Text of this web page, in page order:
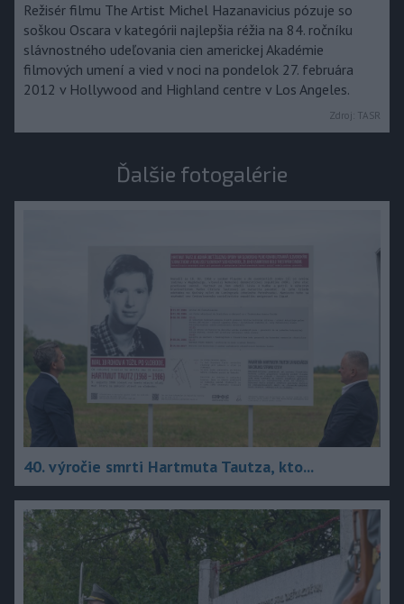
Režisér filmu The Artist Michel Hazanavicius pózuje so
soškou Oscara v kategórii najlepšia réžia na 84. ročníku
slávnostného udeľovania cien americkej Akadémie
filmových umení a vied v noci na pondelok 27. februára
2012 v Hollywood and Highland centre v Los Angeles.
Zdroj: TASR
Ďalšie fotogalérie
40. výročie smrti Hartmuta Tautza, kto...